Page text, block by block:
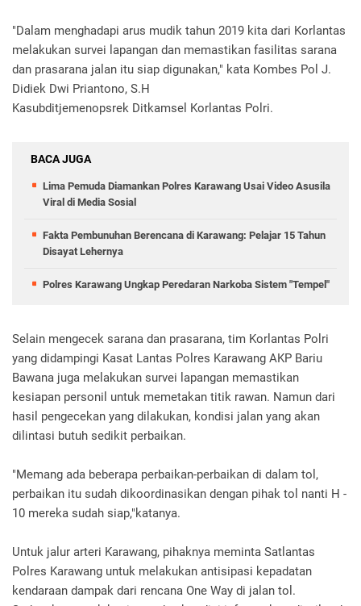
"Dalam menghadapi arus mudik tahun 2019 kita dari Korlantas
melakukan survei lapangan dan memastikan fasilitas sarana
dan prasarana jalan itu siap digunakan," kata Kombes Pol J.
Didiek Dwi Priantono, S.H
Kasubditjemenopsrek Ditkamsel Korlantas Polri.
BACA JUGA
Lima Pemuda Diamankan Polres Karawang Usai Video Asusila
Viral di Media Sosial
Fakta Pembunuhan Berencana di Karawang: Pelajar 15 Tahun
Disayat Lehernya
Polres Karawang Ungkap Peredaran Narkoba Sistem "Tempel"
Selain mengecek sarana dan prasarana, tim Korlantas Polri
yang didampingi Kasat Lantas Polres Karawang AKP Bariu
Bawana juga melakukan survei lapangan memastikan
kesiapan personil untuk memetakan titik rawan. Namun dari
hasil pengecekan yang dilakukan, kondisi jalan yang akan
dilintasi butuh sedikit perbaikan.
"Memang ada beberapa perbaikan-perbaikan di dalam tol,
perbaikan itu sudah dikoordinasikan dengan pihak tol nanti H -
10 mereka sudah siap,"katanya.
Untuk jalur arteri Karawang, pihaknya meminta Satlantas
Polres Karawang untuk melakukan antisipasi kepadatan
kendaraan dampak dari rencana One Way di jalan tol.